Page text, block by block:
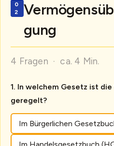
gung
4 Fragen · ca. 4 Min.
In welchem Gesetz ist
geregelt?
Im Bürgerlichen